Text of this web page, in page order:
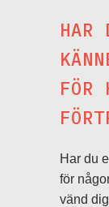
HAR
FÖR
Har du
för
vänd